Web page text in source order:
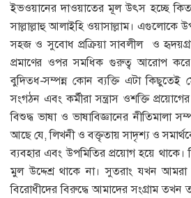
ইভওয়ানের দাওয়াতের মূল উৎস হচ্ছে
সাল্লাল্লাহু আলাইহি ওয়াসাল্লাম। এগুলোকে
সহজ ও সুবোধ প্রক্রিয়া সাবলীল ও
প্রমাণের ওপর সমধিক গুরুত্ব আরোপ
বুদিত্ধ-সম্পন্ন কোন ব্যক্তি এটা কিছুতেই
সংগঠন এবং কর্মীরা সন্ত্রাস ওশক্তি
বিশুদ্ধ ভাষা ও ভাষাবিজ্ঞানের নীতিমালা
আছে যে, লিখনী ও বক্তৃতায় সাদৃশ্য ও
ব্যবহার এবং উপমিতির প্রয়োগ হয়ে থাকে।
মুল উদ্দেশ্র থাকে না। সুতরাং যখন
বিরোধীদের বিরুদ্ধে আমাদের সংগ্রাম তখন